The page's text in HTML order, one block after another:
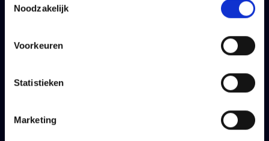
Noodzakelijk
Voorkeuren
Statistieken
Marketing
Vivium
Vind een makelaar